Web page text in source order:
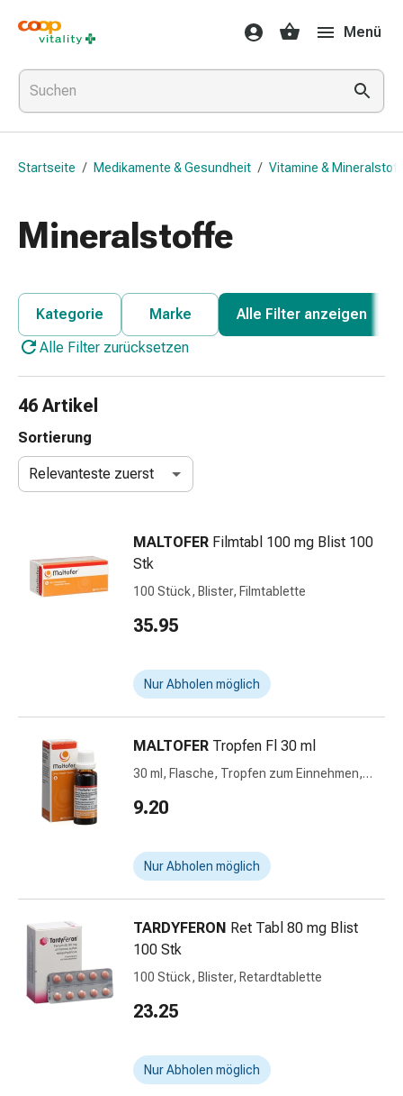
Medikamente
&
Gesundheit
Grippe
&
Erkältung
Grippe-
Erkältung
Medikamente
Bronchitis
Inhalationsgeräte
Schnupfen
Wund-
Elastische
Wundbinden
Kompressen
Fixationspflaster
Kompressionsbinden
Pflaster
Pflasterbinden,
Tapes
Zubehör
Schlauch-
Verbandsmaterial
Sonnenbrand
Verbandwechsel-
Sets
Wundauflagen
Wundbehandlung
Wundverschlussstreifen
Menü
Startseite / Medikamente & Gesundheit / Vitamine &
Mineralstoffe
Kategorie Marke
Alle Filter anzeigen
Alle Filter zurücksetzen
46 Artikel
Sortierung
Relevanteste zuerst
MALTOFER Filmtabl 100 mg Blist 100
Stk
100 Stück, Blister, Filmtablette
35.95
Nur Abholen möglich
MALTOFER Tropfen Fl 30 ml
30 ml, Flasche, Tropfen zum Einnehmen,
9.20
Nur Abholen möglich
TARDYFERON Ret Tabl 80 mg Blist
100 Stk
100 Stück, Blister, Retardtablette
23.25
Nur Abholen möglich